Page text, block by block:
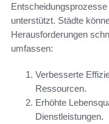
unterstützt. Städte
Herausforderungen
umfassen:
Verbesserte
Ressourcen.
Erhöhte
Dienstleistungen.